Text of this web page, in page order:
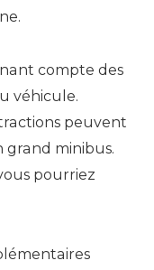
compte des
véhicule.
peuvent
grand minibus.
pourriez